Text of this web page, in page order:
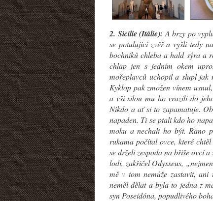
2. Sicílie (Itálie): A brzy po
se potulující zvěř a vyšli tedy
bochníků chleba a hald sýra a
chlap jen s jedním okem
mořeplavců uchopil a slupl jak
Kyklop pak zmožen vínem
a vší silou mu ho vrazili do
Nikdo a ať si to zapamatuje.
napaden. Ti se ptali kdo ho
moku a nechali ho být. Ráno
rukama počítal ovce, které
se drželi zespoda na břiše ovcí
lodi, zakřičel Odysseus,
mě v tom nemůže zastavit, ani
neměl dělat a byla to jedna z
syn Poseidóna, popudlivého